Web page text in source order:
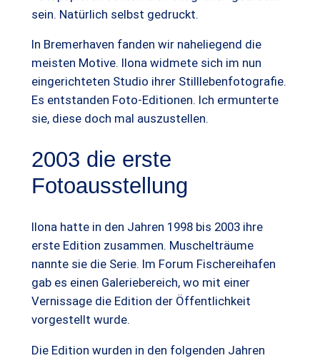
sein. Natürlich selbst gedruckt.
In Bremerhaven fanden wir naheliegend die
meisten Motive. Ilona widmete sich im nun
eingerichteten Studio ihrer Stilllebenfotografie.
Es entstanden Foto-Editionen. Ich ermunterte
sie, diese doch mal auszustellen.
2003 die erste
Fotoausstellung
Ilona hatte in den Jahren 1998 bis 2003 ihre
erste Edition zusammen. Muschelträume
nannte sie die Serie. Im Forum Fischereihafen
gab es einen Galeriebereich, wo mit einer
Vernissage die Edition der Öffentlichkeit
vorgestellt wurde.
Die Edition wurden in den folgenden Jahren